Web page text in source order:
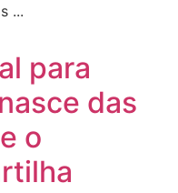
...
para
das
o